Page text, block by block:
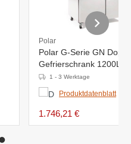
Polar
Polar G-Serie GN
Gefrierschrank 1200L
1345x815x(H)2000mm
bis -10°C
1 - 3 Werktage
Produktdatenblatt
1.746,21 €